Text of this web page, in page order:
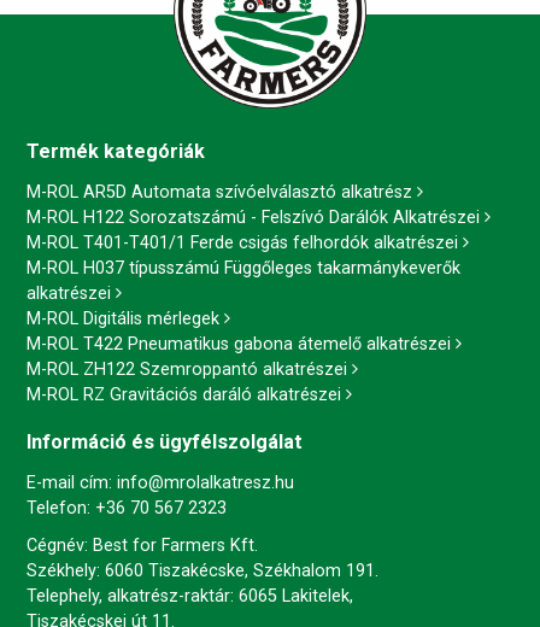
Termék kategóriák
M-ROL AR5D Automata szívóelválasztó alkatrész
M-ROL H122 Sorozatszámú - Felszívó Darálók Alkatrészei
M-ROL T401-T401/1 Ferde csigás felhordók alkatrészei
M-ROL H037 típusszámú Függőleges takarmánykeverők
alkatrészei
M-ROL Digitális mérlegek
M-ROL T422 Pneumatikus gabona átemelő alkatrészei
M-ROL ZH122 Szemroppantó alkatrészei
M-ROL RZ Gravitációs daráló alkatrészei
Információ és ügyfélszolgálat
E-mail cím: info@mrolalkatresz.hu
Telefon: +36 70 567 2323
Cégnév: Best for Farmers Kft.
Székhely: 6060 Tiszakécske, Székhalom 191.
Telephely, alkatrész-raktár: 6065 Lakitelek,
Tiszakécskei út 11.